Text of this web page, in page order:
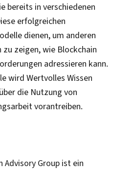
bereits in verschiedenen
erfolgreichen
dienen, um anderen
zeigen, wie Blockchain
adressieren kann.
wird Wertvolles Wissen
die Nutzung von
vorantreiben.
Advisory Group ist ein